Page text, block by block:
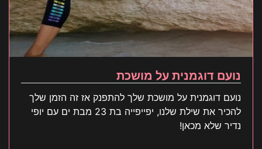
נועם דוגמנית על מושכת
נועם דוגמנית על מושכת שלך להתפנק אז זה הזמן שלך
להכיר את שילת שלנו, יפייפייה בת 23 מבת ים עם יופי
נדיר שלא מכאן!